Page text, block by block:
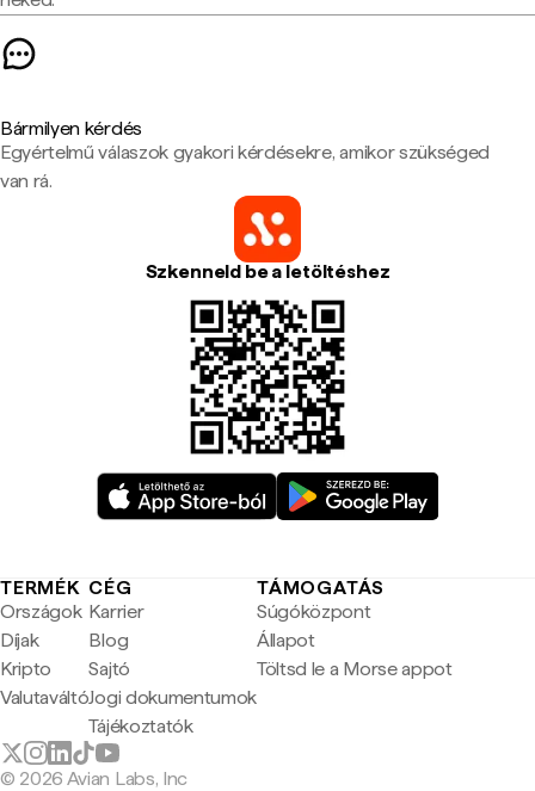
Bármilyen kérdés
Egyértelmű válaszok gyakori kérdésekre, amikor szükséged
van rá.
Szkenneld be a letöltéshez
TERMÉK
Országok
Díjak
Kripto
Valutaváltó
CÉG
Karrier
Blog
Sajtó
Jogi dokumentumok
Tájékoztatók
TÁMOGATÁS
Súgóközpont
Állapot
Töltsd le a Morse appot
© 2026 Avian Labs, Inc